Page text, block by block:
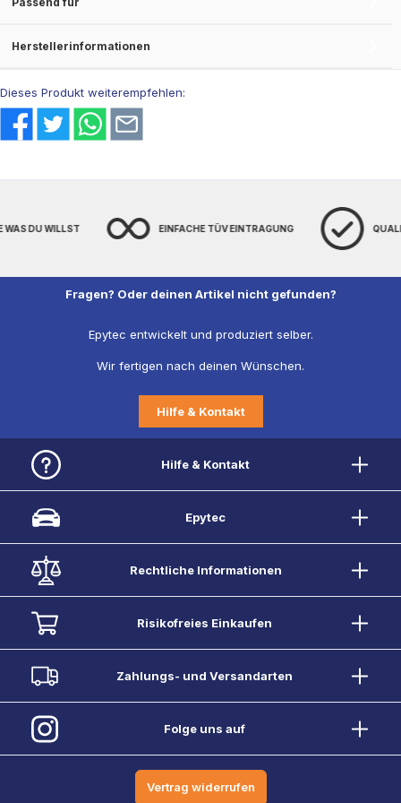
Herstellerinformationen
Dieses Produkt weiterempfehlen:
WAS DU WILLST EINFACHE TÜV EINTRAGUNG
Fragen? Oder deinen Artikel nicht gefunden?
Epytec entwickelt und produziert selber.
Wir fertigen nach deinen Wünschen.
Hilfe & Kontakt
Hilfe & Kontakt
Epytec
Rechtliche Informationen
Risikofreies Einkaufen
Zahlungs- und Versandarten
Folge uns auf
Vertrag widerrufen